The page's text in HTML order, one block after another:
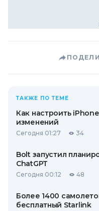
ТАКЖЕ ПО ТЕМЕ
Как настроить
изменений
Сегодня 01:27 34
Bolt запустил
ChatGPT
Сегодня 00:12 48
Более 1400
бесплатный Starlink